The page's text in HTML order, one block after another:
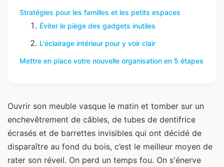
Stratégies pour les familles et les petits espaces
Éviter le piège des gadgets inutiles
L'éclairage intérieur pour y voir clair
Mettre en place votre nouvelle organisation en 5 étapes
Ouvrir son meuble vasque le matin et tomber sur un
enchevêtrement de câbles, de tubes de dentifrice
écrasés et de barrettes invisibles qui ont décidé de
disparaître au fond du bois, c’est le meilleur moyen de
rater son réveil. On perd un temps fou. On s'énerve